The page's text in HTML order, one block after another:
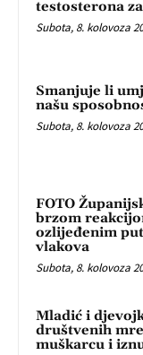
testosterona
Subota, 8. kolovoza
Smanjuje li
našu
Subota, 8. kolovoza
FOTO
brzom
ozlijeđenim
vlakova
Subota, 8. kolovoza
Mladić i
društvenih
muškarcu i